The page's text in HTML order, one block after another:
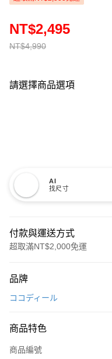
NT$4,990
NT$2,495
請選擇商品選項
AI
找尺寸
付款與運送方式
超取滿NT$2,000免運
信用卡一次付款
LINE Pay
Apple Pay
品牌
ココディール
商品特色
商品編號